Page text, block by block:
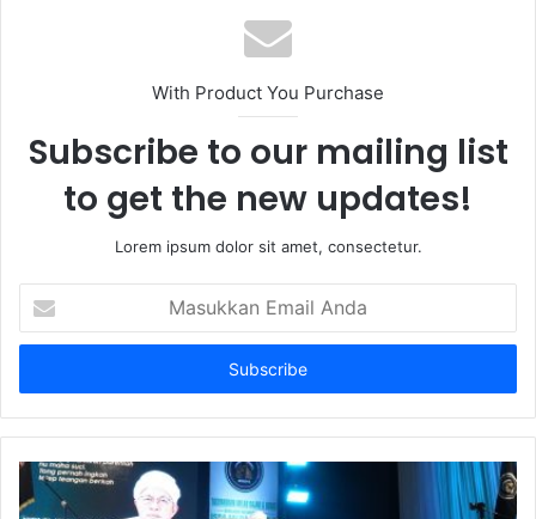
With Product You Purchase
Subscribe to our mailing list
to get the new updates!
Lorem ipsum dolor sit amet, consectetur.
Email
Anda